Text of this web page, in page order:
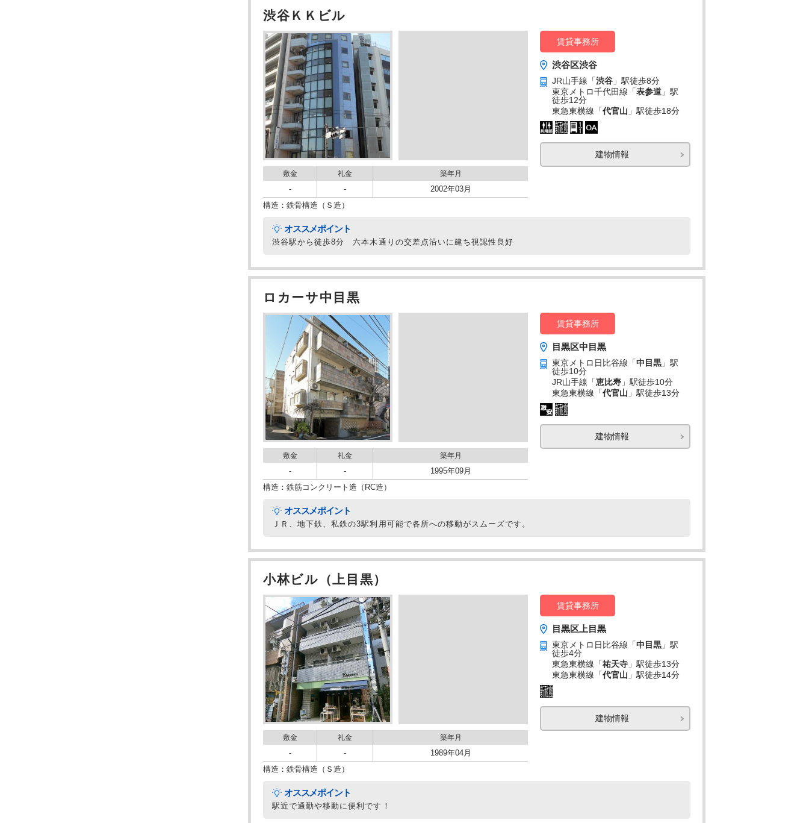
渋谷ＫＫビル
敷金 礼金 築年月
- -
2002年03月
構造：鉄骨構造（Ｓ造）
賃貸事務所
渋谷区渋谷
JR山手線「渋谷 」駅徒歩8分
東京メトロ千代田線「表参道 」駅
徒歩12分
東急東横線「代官山 」駅徒歩18分
建物情報
オススメポイント
渋谷駅から徒歩8分 六本木通りの交差点沿いに建ち視認性良好
ロカーサ中目黒
敷金 礼金 築年月
- -
1995年09月
構造：鉄筋コンクリート造（RC造）
賃貸事務所
目黒区中目黒
東京メトロ日比谷線「中目黒 」駅
徒歩10分
JR山手線「恵比寿 」駅徒歩10分
東急東横線「代官山 」駅徒歩13分
建物情報
オススメポイント
ＪＲ、地下鉄、私鉄の3駅利用可能で各所への移動がスムーズです。
小林ビル（上目黒）
敷金 礼金 築年月
- -
1989年04月
構造：鉄骨構造（Ｓ造）
賃貸事務所
目黒区上目黒
東京メトロ日比谷線「中目黒 」駅
徒歩4分
東急東横線「祐天寺 」駅徒歩13分
東急東横線「代官山 」駅徒歩14分
建物情報
オススメポイント
駅近で通勤や移動に便利です！